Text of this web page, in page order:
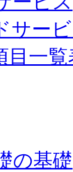
サー
目一覧
の基礎